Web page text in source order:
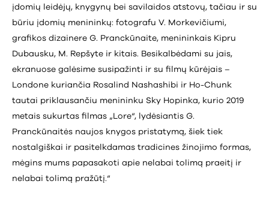
įdomių leidėjų, knygynų bei savilaidos atstovų, tačiau ir su
būriu įdomių menininkų: fotografu V. Morkevičiumi,
grafikos dizainere G. Pranckūnaite, menininkais Kipru
Dubausku, M. Repšyte ir kitais. Besikalbėdami su jais,
ekranuose galėsime susipažinti ir su filmų kūrėjais –
Londone kuriančia Rosalind Nashashibi ir Ho-Chunk
tautai priklausančiu menininku Sky Hopinka, kurio 2019
metais sukurtas filmas „Lore“, lydėsiantis G.
Pranckūnaitės naujos knygos pristatymą, šiek tiek
nostalgiškai ir pasitelkdamas tradicines žinojimo formas,
mėgins mums papasakoti apie nelabai tolimą praeitį ir
nelabai tolimą pražūtį.“